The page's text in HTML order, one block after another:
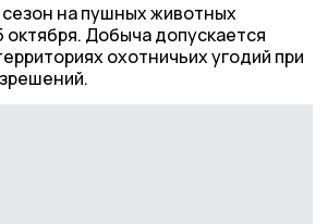
на пушных животных
октября. Добыча допускается
охотничьих угодий при